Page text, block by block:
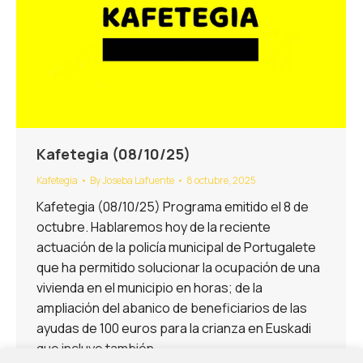
Kafetegia (08/10/25)
Kafetegia ByJoseba Lafuente 8 octubre, 2025
Kafetegia (08/10/25) Programa emitido el 8 de
octubre. Hablaremos hoy de la reciente
actuación de la policía municipal de Portugalete
que ha permitido solucionar la ocupación de una
vivienda en el municipio en horas; de la
ampliación del abanico de beneficiarios de las
ayudas de 100 euros para la crianza en Euskadi
que incluye también…